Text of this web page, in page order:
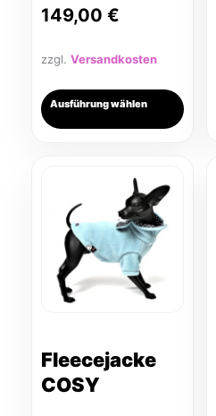
zzgl. Versandkosten
149,00 €
Ausführung wählen
werden
Fleecejacke
COSY
mehrere
Varianten
auf
der